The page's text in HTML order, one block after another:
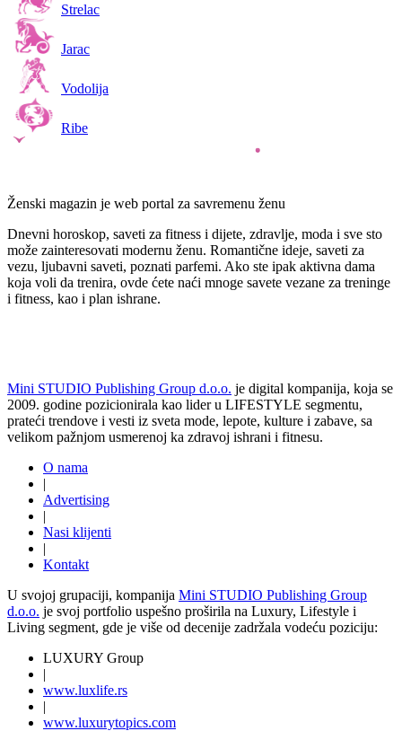
Strelac
Jarac
Vodolija
Ribe
Ženski magazin je web portal za savremenu ženu
Dnevni horoskop, saveti za fitness i dijete, zdravlje, moda i sve sto
može zainteresovati modernu ženu. Romantične ideje, saveti za
vezu, ljubavni saveti, poznati parfemi. Ako ste ipak aktivna dama
koja voli da trenira, ovde ćete naći mnoge savete vezane za treninge
i fitness, kao i plan ishrane.
Mini STUDIO Publishing Group d.o.o. je digital kompanija, koja se
2009. godine pozicionirala kao lider u LIFESTYLE segmentu,
prateći trendove i vesti iz sveta mode, lepote, kulture i zabave, sa
velikom pažnjom usmerenoj ka zdravoj ishrani i fitnesu.
O nama
|
Advertising
|
Nasi klijenti
|
Kontakt
U svojoj grupaciji, kompanija Mini STUDIO Publishing Group
d.o.o. je svoj portfolio uspešno proširila na Luxury, Lifestyle i
Living segment, gde je više od decenije zadržala vodeću poziciju:
LUXURY Group
|
www.luxlife.rs
|
www.luxurytopics.com